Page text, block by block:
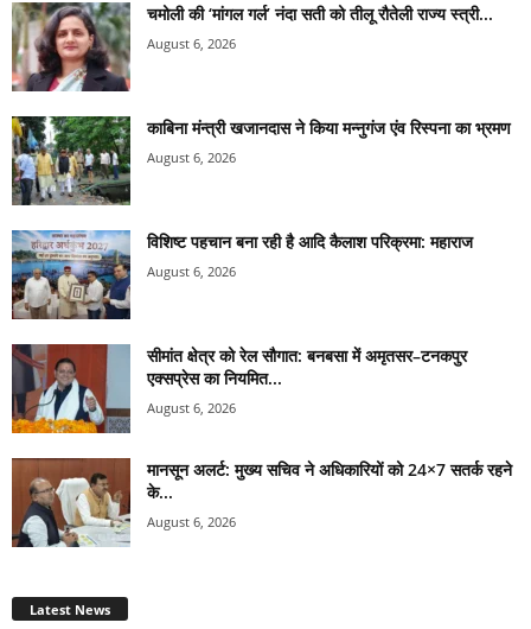
चमोली की ‘मांगल गर्ल’ नंदा सती को तीलू रौतेली राज्य स्त्री...
August 6, 2026
काबिना मंन्त्री खजानदास ने किया मन्नुगंज एंव रिस्पना का भ्रमण
August 6, 2026
विशिष्ट पहचान बना रही है आदि कैलाश परिक्रमा: महाराज
August 6, 2026
सीमांत क्षेत्र को रेल सौगात: बनबसा में अमृतसर–टनकपुर
एक्सप्रेस का नियमित...
August 6, 2026
मानसून अलर्ट: मुख्य सचिव ने अधिकारियों को 24×7 सतर्क रहने
के...
August 6, 2026
Latest News